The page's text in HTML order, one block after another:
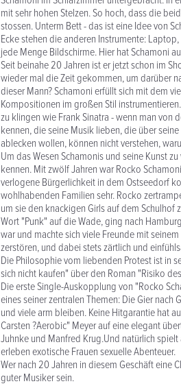
mit sehr hohen Stelzen. So hoch, dass die
stossen. Unterm Bett - das ist eine Idee von
Ecke stehen die anderen Instrumente:
jede Menge Bildschirme. Hier hat Schamoni
Seit beinahe 20 Jahren ist er jetzt schon im
wieder mal die Zeit gekommen, um darüber
dieser Mann? Schamoni erfüllt sich mit dem
Kompositionen im großen Stil
zu klingen wie Frank Sinatra - wenn man von
kennen, die seine Musik lieben, die über
ablecken wollen, können nicht verstehen,
Um das Wesen Schamonis und seine Kunst
kennen. Mit zwölf Jahren war Rocko
verlogene Bürgerlichkeit in dem Ostseedorf
wohlhabenden Familien sehr. Rocko
um sie den knackigen Girls auf dem
Wort "Punk" auf die Wade, ging nach
war und machte sich viele Freunde mit
zerstören, und dabei stets zärtlich und
Die Philosophie vom liebenden Protest ist in
sich nicht kaufen" über den Roman "Risiko
Die erste Single-Auskopplung von "Rocko
eines seiner zentralen Themen: Die Gier
und viele arm bleiben. Keine Hitgarantie hat
Carsten ?Aerobic" Meyer auf eine elegant
Juhnke und Manfred Krug.Und natürlich
erleben exotische Frauen sexuelle Abenteuer.
Wer nach 20 Jahren in diesem Geschäft eine
guter Musiker sein.